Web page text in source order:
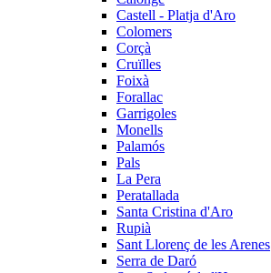
Castell - Platja d'Aro
Colomers
Corçà
Cruïlles
Foixà
Forallac
Garrigoles
Monells
Palamós
Pals
La Pera
Peratallada
Santa Cristina d'Aro
Rupià
Sant Llorenç de les Arenes
Serra de Daró